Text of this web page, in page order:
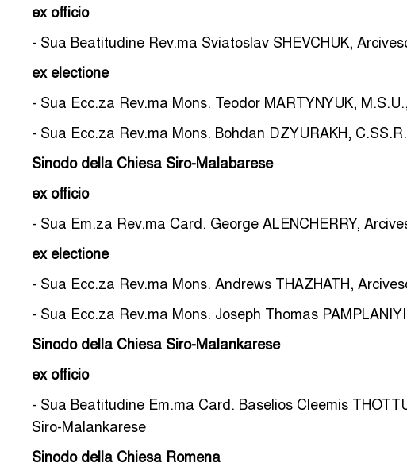
ex officio
- Sua Beatitudine Rev.ma Sviatoslav SHEVCHUK,
ex electione
- Sua Ecc.za Rev.ma Mons. Teodor MARTYNYUK,
- Sua Ecc.za Rev.ma Mons. Bohdan DZYURAKH,
Sinodo della Chiesa Siro-Malabarese
ex officio
- Sua Em.za Rev.ma Card. George ALENCHERRY,
ex electione
- Sua Ecc.za Rev.ma Mons. Andrews THAZHATH,
- Sua Ecc.za Rev.ma Mons. Joseph Thomas
Sinodo della Chiesa Siro-Malankarese
ex officio
- Sua Beatitudine Em.ma Card. Baselios Cleemis
Siro-Malankarese
Sinodo della Chiesa Romena